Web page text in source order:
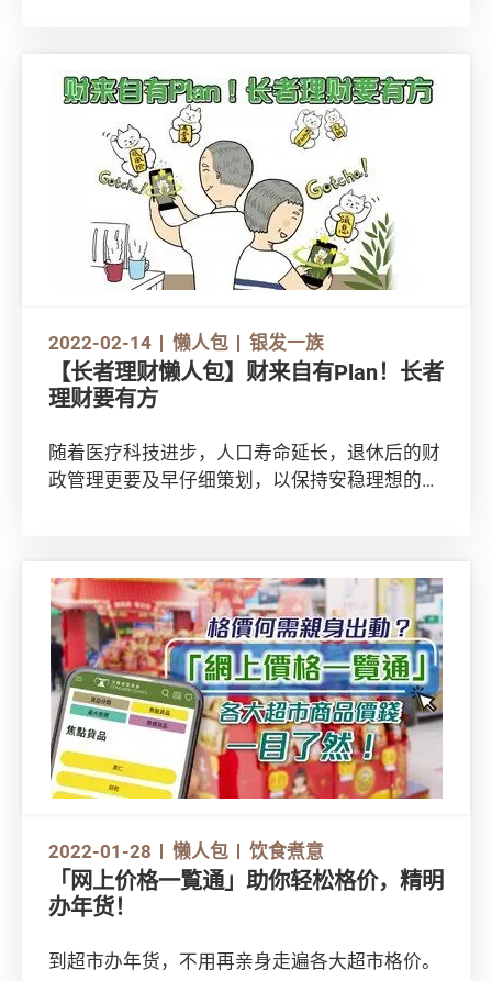
2022-02-14 懒人包 银发一族
【长者理财懒人包】财来自有Plan！长者
理财要有方
随着医疗科技进步，人口寿命延长，退休后的财
政管理更要及早仔细策划，以保持安稳理想的生
2022-01-28 懒人包 饮食煮意
「网上价格一覧通」助你轻松格价，精明
办年货！
到超市办年货，不用再亲身走遍各大超市格价。